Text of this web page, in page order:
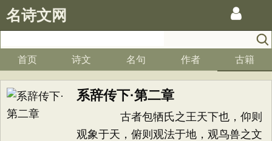
名诗文网
首页 诗文 名句 作者 古籍
系辞传下·第二章
古者包牺氏之王天下也，仰则
观象于天，俯则观法于地，观鸟兽之文